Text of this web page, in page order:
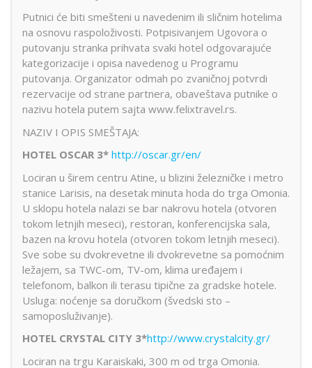
Putnici će biti smešteni u navedenim ili sličnim hotelima
na osnovu raspoloživosti. Potpisivanjem Ugovora o
putovanju stranka prihvata svaki hotel odgovarajuće
kategorizacije i opisa navedenog u Programu
putovanja. Organizator odmah po zvaničnoj potvrdi
rezervacije od strane partnera, obaveštava putnike o
nazivu hotela putem sajta www.felixtravel.rs.
NAZIV I OPIS SMEŠTAJA:
HOTEL OSCAR 3* http://oscar.gr/en/
Lociran u širem centru Atine, u blizini železničke i metro
stanice Larisis, na desetak minuta hoda do trga Omonia.
U sklopu hotela nalazi se bar nakrovu hotela (otvoren
tokom letnjih meseci), restoran, konferencijska sala,
bazen na krovu hotela (otvoren tokom letnjih meseci).
Sve sobe su dvokrevetne ili dvokrevetne sa pomoćnim
ležajem, sa TWC-om, TV-om, klima uređajem i
telefonom, balkon ili terasu tipične za gradske hotele.
Usluga: noćenje sa doručkom (švedski sto –
samoposluživanje).
HOTEL CRYSTAL CITY 3*http://www.crystalcity.gr/
Lociran na trgu Karaiskaki, 300 m od trga Omonia.